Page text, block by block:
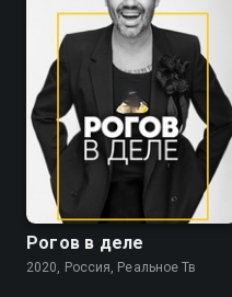
8.3
Рогов в деле
2020, Россия, Реальное Тв